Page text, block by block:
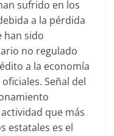
sufrido en los
a la pérdida
han sido
no regulado
a la economía
Señal del
que más
estatales es el